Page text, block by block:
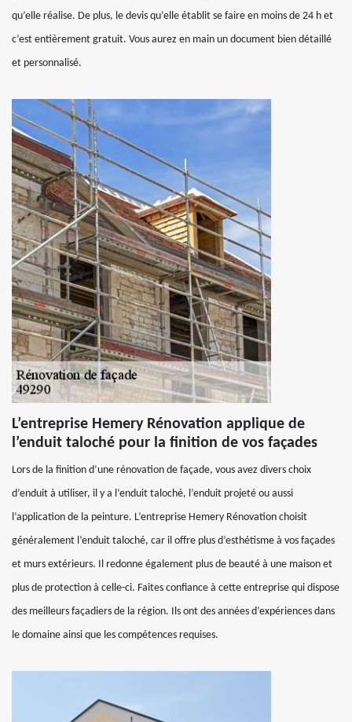
qu’elle réalise. De plus, le devis qu’elle établit se faire en moins de 24 h et
c’est entièrement gratuit. Vous aurez en main un document bien détaillé
et personnalisé.
L’entreprise Hemery Rénovation applique de
l’enduit taloché pour la finition de vos façades
Lors de la finition d’une rénovation de façade, vous avez divers choix
d’enduit à utiliser, il y a l’enduit taloché, l’enduit projeté ou aussi
l’application de la peinture. L’entreprise Hemery Rénovation choisit
généralement l’enduit taloché, car il offre plus d’esthétisme à vos façades
et murs extérieurs. Il redonne également plus de beauté à une maison et
plus de protection à celle-ci. Faites confiance à cette entreprise qui dispose
des meilleurs façadiers de la région. Ils ont des années d’expériences dans
le domaine ainsi que les compétences requises.